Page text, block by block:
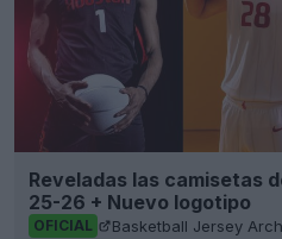
Reveladas las camisetas
25-26 + Nuevo logotipo
OFICIAL Basketball Jersey